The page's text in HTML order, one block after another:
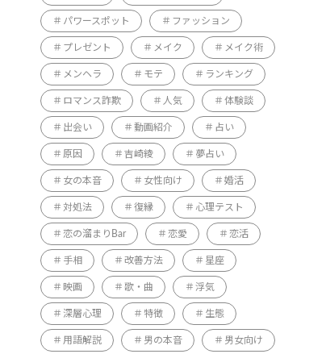
パワースポット ファッション
プレゼント メイク メイク術
メンヘラ モテ ランキング
ロマンス詐欺 人気 体験談
出会い 動画紹介 占い
原因 吉崎綾 夢占い
女の本音 女性向け 婚活
対処法 復縁 心理テスト
恋の溜まりBar 恋愛 恋活
手相 改善方法 星座
映画 歌・曲 浮気
深層心理 特徴 生態
用語解説 男の本音 男女向け